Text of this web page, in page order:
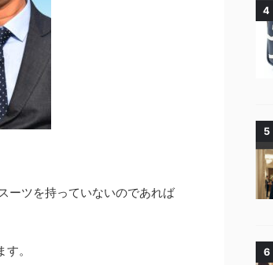
ーツを持っていないのであれば
。
4
5
6